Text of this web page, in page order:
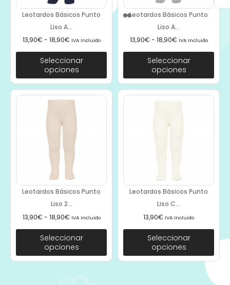
Leotardos Básicos Punto
Liso A...
13,90€ - 18,90€ IVA Incluido
Seleccionar
opciones
Leotardos Básicos Punto
Liso A...
13,90€ - 18,90€ IVA Incluido
Seleccionar
opciones
Leotardos Básicos Punto
Liso 2...
13,90€ - 18,90€ IVA Incluido
Seleccionar
opciones
Leotardos Básicos Punto
Liso C...
13,90€ IVA Incluido
Seleccionar
opciones